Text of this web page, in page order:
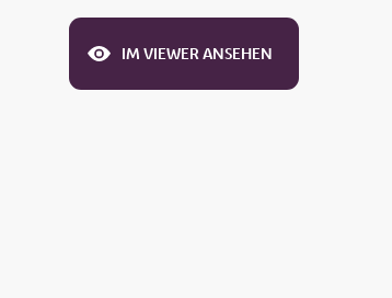
IM VIEWER ANSEHEN